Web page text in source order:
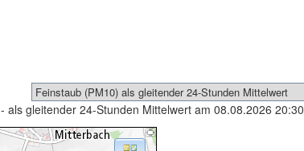
- als gleitender 24-Stunden Mittelwert am 08.08.2026 20:30